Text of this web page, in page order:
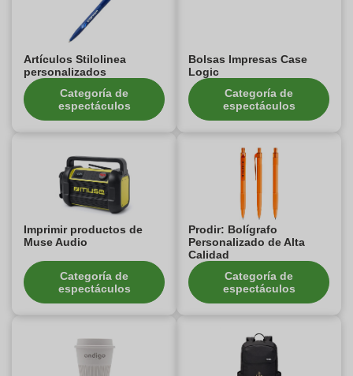
Artículos Stilolinea
personalizados
Categoría de
espectáculos
Bolsas Impresas Case
Logic
Categoría de
espectáculos
Imprimir productos de
Muse Audio
Categoría de
espectáculos
Prodir: Bolígrafo
Personalizado de Alta
Calidad
Categoría de
espectáculos